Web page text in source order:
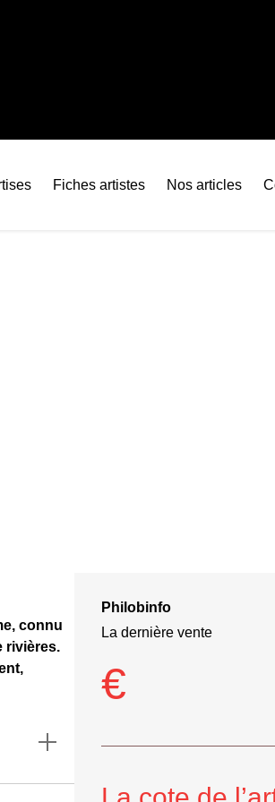
Fiches artistes Nos articles
connu
rivières.
Philobinfo
La dernière vente
€